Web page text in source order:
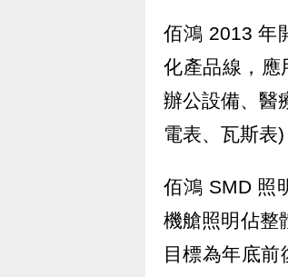
佰鴻 2013 年
化產品線，應
辦公設備、醫
電表、瓦斯表)
佰鴻 SMD 照
機艙照明佔整
目標為年底